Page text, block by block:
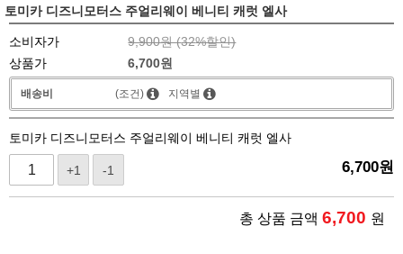
토미카 디즈니모터스 주얼리웨이 베니티 캐럿 엘사
소비자가 9,900원 (32%할인)
상품가
6,700원
배송비 (조건) 지역별
토미카 디즈니모터스 주얼리웨이 베니티 캐럿 엘사
+1 -1 6,700원
총 상품 금액 6,700 원